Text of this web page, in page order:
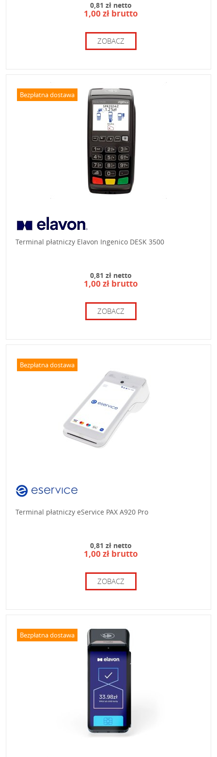
0,81 zł netto
1,00 zł brutto
ZOBACZ
Bezpłatna dostawa
Terminal płatniczy Elavon Ingenico DESK 3500
0,81 zł netto
1,00 zł brutto
ZOBACZ
Bezpłatna dostawa
Terminal płatniczy eService PAX A920 Pro
0,81 zł netto
1,00 zł brutto
ZOBACZ
Bezpłatna dostawa